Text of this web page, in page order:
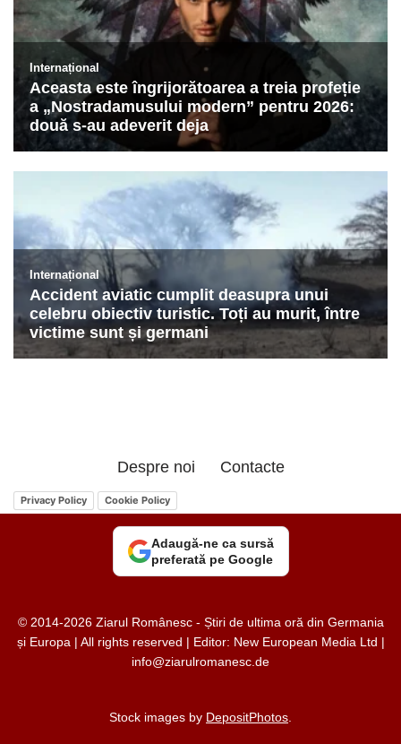
Despre noi Contacte
Privacy Policy Cookie Policy
Adaugă-ne ca sursă
preferată pe Google
© 2014-2026 Ziarul Românesc - Știri de ultima oră din Germania
și Europa | All rights reserved | Editor: New European Media Ltd |
info@ziarulromanesc.de
Stock images by DepositPhotos.